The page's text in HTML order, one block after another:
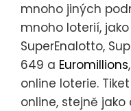
mnoho jiných
mnoho loterií,
SuperEnalotto,
649 a Euromillions
online loterie.
online, stejně